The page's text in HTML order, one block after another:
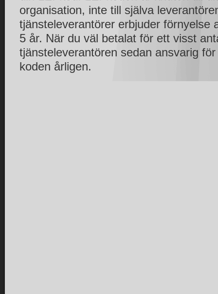
organisation, inte till själva
tjänsteleverantörer erbjuder förnyelse
5 år. När du väl betalat för ett visst
tjänsteleverantören sedan ansvarig
koden årligen.